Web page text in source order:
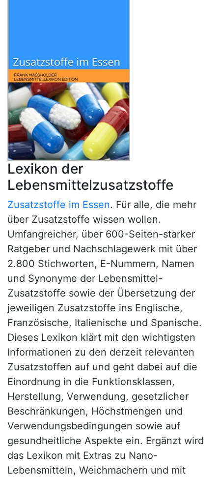
Lexikon der
Lebensmittelzusatzstoffe
Zusatzstoffe im Essen. Für alle, die mehr
über Zusatzstoffe wissen wollen.
Umfangreicher, über 600-Seiten-starker
Ratgeber und Nachschlagewerk mit über
2.800 Stichworten, E-Nummern, Namen
und Synonyme der Lebensmittel-
Zusatzstoffe sowie der Übersetzung der
jeweiligen Zusatzstoffe ins Englische,
Französische, Italienische und Spanische.
Dieses Lexikon klärt mit den wichtigsten
Informationen zu den derzeit relevanten
Zusatzstoffen auf und geht dabei auf die
Einordnung in die Funktionsklassen,
Herstellung, Verwendung, gesetzlicher
Beschränkungen, Höchstmengen und
Verwendungsbedingungen sowie auf
gesundheitliche Aspekte ein. Ergänzt wird
das Lexikon mit Extras zu Nano-
Lebensmitteln, Weichmachern und mit